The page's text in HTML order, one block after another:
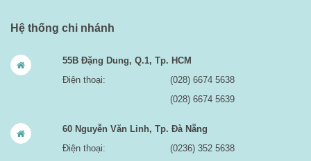
Hệ thống chi nhánh
55B Đặng Dung, Q.1, Tp. HCM
Điện thoại:
(028) 6674 5638
(028) 6674 5639
60 Nguyễn Văn Linh, Tp. Đà Nẵng
Điện thoại:
(0236) 352 5638